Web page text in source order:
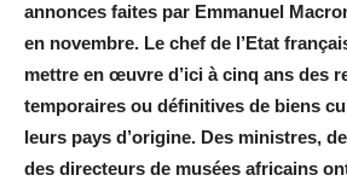
annonces faites par Emmanuel
en novembre. Le chef de l’Etat
mettre en œuvre d’ici à cinq ans des
temporaires ou définitives de biens
leurs pays d’origine. Des ministres,
des directeurs de musées africains